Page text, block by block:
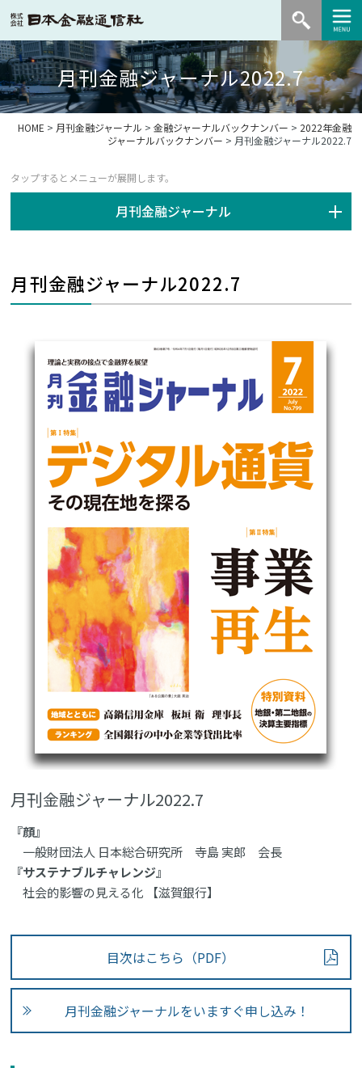
月刊金融ジャーナル2022.7
HOME > 月刊金融ジャーナル > 金融ジャーナルバックナンバー > 2022年金融
ジャーナルバックナンバー > 月刊金融ジャーナル2022.7
月刊金融ジャーナル
月刊金融ジャーナル2022.7
月刊金融ジャーナル2022.7
『顔』
一般財団法人 日本総合研究所 寺島 実郎 会長
『サステナブルチャレンジ』
社会的影響の見える化 【滋賀銀行】
目次はこちら（PDF）
月刊金融ジャーナルをいますぐ申し込み！